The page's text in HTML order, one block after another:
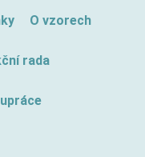
O vzorech
rada